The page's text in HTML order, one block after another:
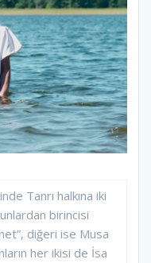
Tanrı halkına iki
birincisi
diğeri ise Musa
her ikisi de İsa